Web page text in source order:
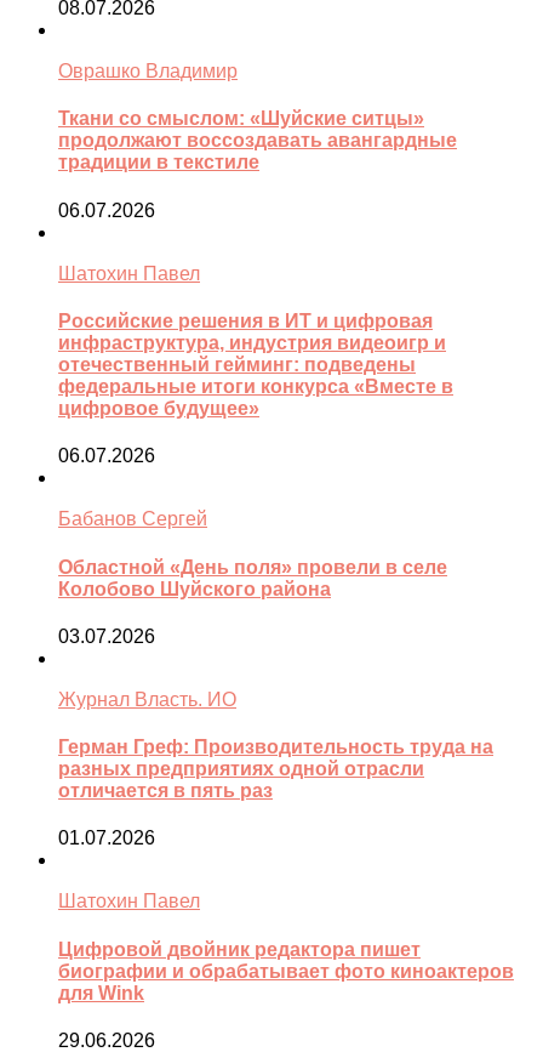
08.07.2026
Оврашко Владимир
Ткани со смыслом: «Шуйские ситцы»
продолжают воссоздавать авангардные
традиции в текстиле
06.07.2026
Шатохин Павел
Российские решения в ИТ и цифровая
инфраструктура, индустрия видеоигр и
отечественный гейминг: подведены
федеральные итоги конкурса «Вместе в
цифровое будущее»
06.07.2026
Бабанов Сергей
Областной «День поля» провели в селе
Колобово Шуйского района
03.07.2026
Журнал Власть. ИО
Герман Греф: Производительность труда на
разных предприятиях одной отрасли
отличается в пять раз
01.07.2026
Шатохин Павел
Цифровой двойник редактора пишет
биографии и обрабатывает фото киноактеров
для Wink
29.06.2026